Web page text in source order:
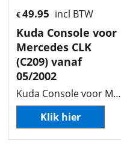
€49.95 incl BTW
Kuda Console voor
Mercedes CLK
(C209) vanaf
05/2002
Kuda Console voor Mercedes CLK (C209) vanaf 05/2002
Klik hier